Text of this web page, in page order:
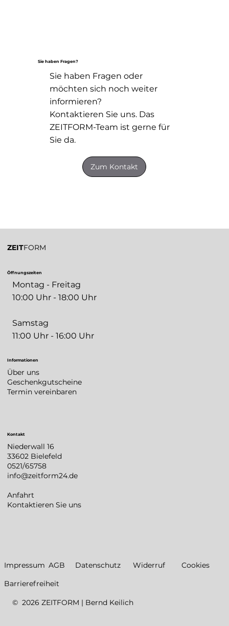
Sie haben Fragen?
Sie haben Fragen oder
möchten sich noch weiter
informieren?
Kontaktieren Sie uns. Das
ZEITFORM-Team ist gerne für
Sie da.
Zum Kontakt
ZEITFORM
Öffnungszeiten
Montag - Freitag
10:00 Uhr - 18:00 Uhr
Samstag
11:00 Uhr - 16:00 Uhr
Informationen
Über uns
Geschenkgutscheine
Termin vereinbaren
Kontakt
Niederwall 16
33602 Bielefeld
0521/65758
info@zeitform24.de
Anfahrt
Kontaktieren Sie uns
Impressum AGB Datenschutz Widerruf Cookies
Barrierefreiheit
© 2026 ZEITFORM | Bernd Keilich